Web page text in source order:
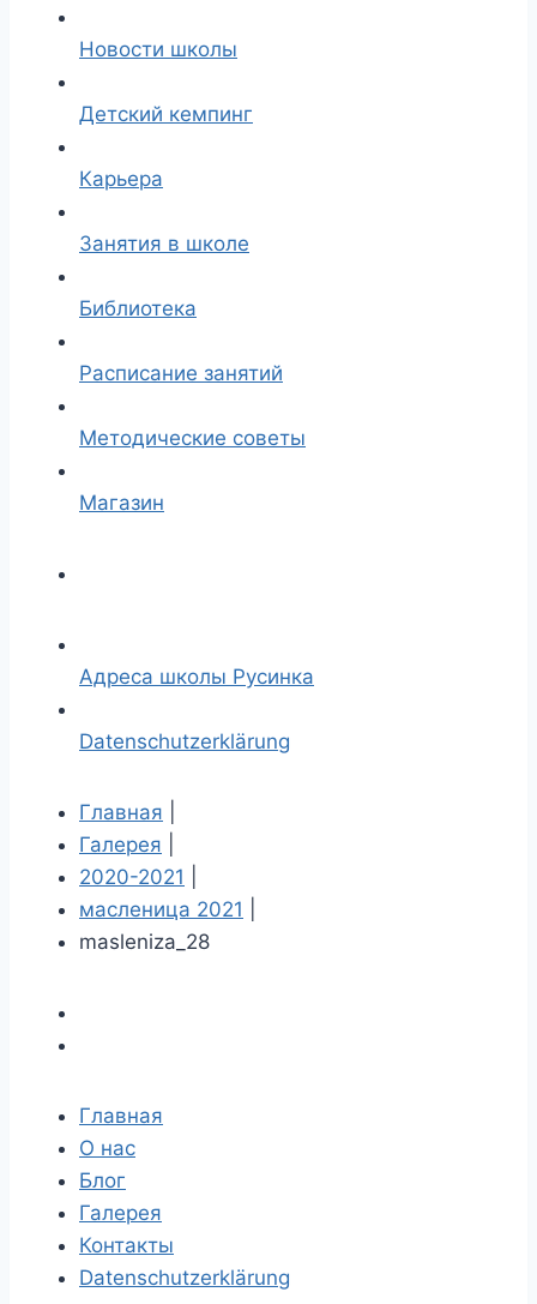
Новости школы
Детский кемпинг
Карьера
Занятия в школе
Библиотека
Расписание занятий
Методические советы
Магазин
Адреса школы Русинка
Datenschutzerklärung
Главная
Галерея
2020-2021
масленица 2021
masleniza_28
Главная
О нас
Блог
Галерея
Контакты
Datenschutzerklärung